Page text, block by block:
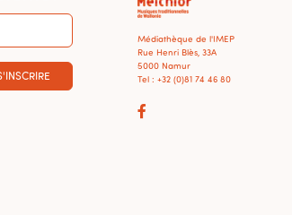
Médiathèque de l'IMEP
Rue Henri Blès, 33A
5000 Namur
Tel : +32 (0)81 74 46 80